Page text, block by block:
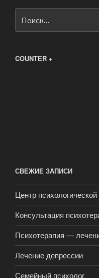
COUNTER +
СВЕЖИЕ ЗАПИСИ
Центр
Консультация
Психотерапия —
Лечение депрессии
Семейный психолог